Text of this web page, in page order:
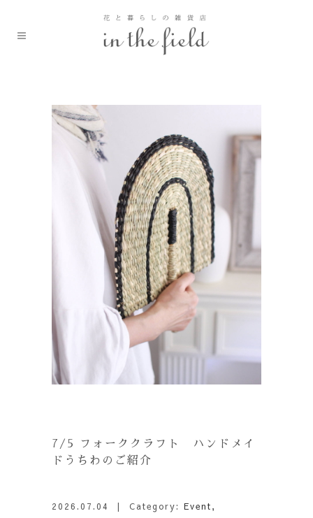
7/5 フォーククラフト ハンドメイ
ドうちわのご紹介
2026.07.04 | Category: Event,